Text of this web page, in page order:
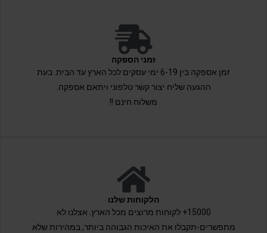
זמני הספקה
זמן אספקה בין 6-19 ימי עסקים לכל הארץ עד הבית. בעת
ההגעה שליח יצור קשר טלפוני ויתאם אספקה.
משלוח חינם !!
הלקוחות שלנו
15000+ לקוחות מרוצים מכל הארץ. אצלנו לא
מתפשרים-תקבלו את האיכות הגבוהה ביותר, במהירות שלא